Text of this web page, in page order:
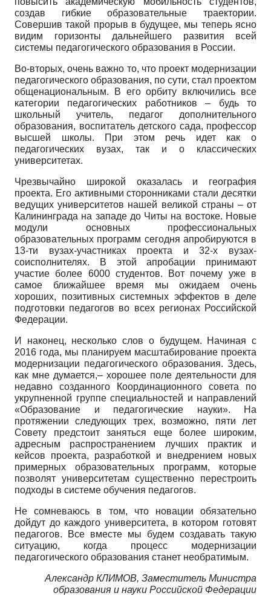
создав гибкие образовательные траектории.
Совершив такой прорыв в будущее, мы теперь ясно
видим горизонты дальнейше­го развития всей
системы педагогического образования в России.
Во-вторых, очень важно то, что проект модернизации
педагогического образования, по сути, стал проектом
общенациональным. В его орбиту включились все
категории педагогиче­ских работников – будь то
школьный учитель, педагог дополнительного
образования, воспита­тель детского сада, профессор
высшей школы. При этом речь идет как о
педагогических вузах, так и о классических
университетах.
Чрезвычайно широкой оказалась и география
проекта. Его активными сторонниками стали десятки
ведущих университетов нашей великой страны – от
Калининграда на западе до Читы на востоке. Новые
модули основных профессиональных
образовательных программ сегодня апробируются в
13-ти вузах-участниках проекта и 32-х вузах-
соисполнителях. В этой апроба­ции принимают
участие более 6000 студентов. Вот почему уже в
самое ближайшее время мы ожидаем очень
хороших, позитивных системных эффектов в деле
подготовки педагогов во всех регионах Российской
Федерации.
И наконец, несколько слов о будущем. Начиная с
2016 года, мы планируем масштабирова­ние проекта
модернизации педагогического образования. Здесь,
как мне думается,– хорошее поле деятельности для
недавно созданного Координационного совета по
укрупненной группе специальностей и направлений
«Образование и педагогические науки». На
протяжении сле­дующих трех, возможно, пяти лет
Совету предстоит заняться еще более широким,
адресным распространением лучших практик и
кейсов проекта, разработкой и внедрением новых
при­мерных образовательных программ, которые
позволят университетам существенно перестро­ить
подходы в системе обучения педагогов.
Не сомневаюсь в том, что новации обязательно
дойдут до каждого университета, в котором готовят
педагогов. Все вместе мы будем создавать такую
ситуацию, когда процесс модерни­зации
педагогического образования станет необратимым.
Александр КЛИМОВ, Заместитель Министра
образования и науки Российской Федерации